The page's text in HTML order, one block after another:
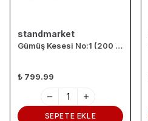
standmarket
Gümüş Kesesi No:1 (200 Adet)
₺ 799.99
SEPETE EKLE